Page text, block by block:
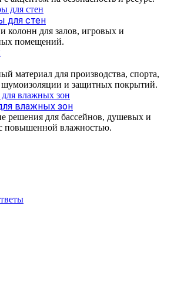
для стен
колонн для залов, игровых и
помещений.
материал для производства, спорта,
шумоизоляции и защитных покрытий.
влажных зон
решения для бассейнов, душевых и
повышенной влажностью.